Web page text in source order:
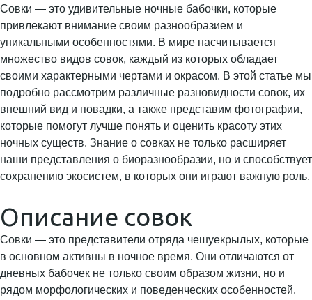
Совки — это удивительные ночные бабочки, которые
привлекают внимание своим разнообразием и
уникальными особенностями. В мире насчитывается
множество видов совок, каждый из которых обладает
своими характерными чертами и окрасом. В этой статье мы
подробно рассмотрим различные разновидности совок, их
внешний вид и повадки, а также представим фотографии,
которые помогут лучше понять и оценить красоту этих
ночных существ. Знание о совках не только расширяет
наши представления о биоразнообразии, но и способствует
сохранению экосистем, в которых они играют важную роль.
Описание совок
Совки — это представители отряда чешуекрылых, которые
в основном активны в ночное время. Они отличаются от
дневных бабочек не только своим образом жизни, но и
рядом морфологических и поведенческих особенностей.